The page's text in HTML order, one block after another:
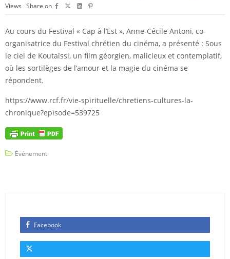
Views Share on
Au cours du Festival « Cap à l’Est », Anne-Cécile Antoni, co-
organisatrice du Festival chrétien du cinéma, a présenté : Sous
le ciel de Koutaïssi, un film géorgien, malicieux et contemplatif,
où les sortilèges de l’amour et la magie du cinéma se
répondent.
https://www.rcf.fr/vie-spirituelle/chretiens-cultures-la-
chronique?episode=539725
Événement
Facebook